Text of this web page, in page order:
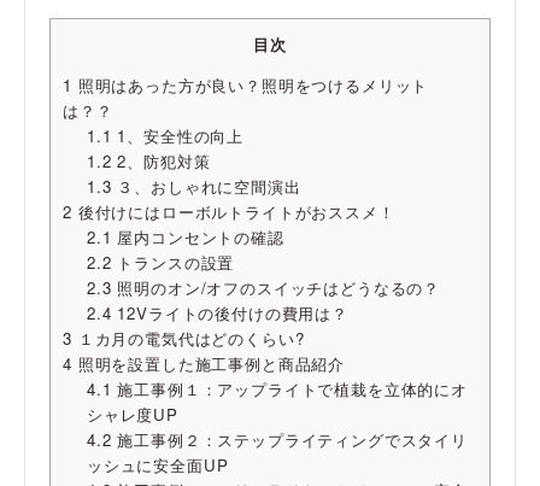
目次
1 照明はあった方が良い？照明をつけるメリット
は？？
1.1 1、安全性の向上
1.2 2、防犯対策
1.3 ３、おしゃれに空間演出
2 後付けにはローボルトライトがおススメ！
2.1 屋内コンセントの確認
2.2 トランスの設置
2.3 照明のオン/オフのスイッチはどうなるの？
2.4 12Vライトの後付けの費用は？
3 １カ月の電気代はどのくらい?
4 照明を設置した施工事例と商品紹介
4.1 施工事例１：アップライトで植栽を立体的にオ
シャレ度UP
4.2 施工事例２：ステップライティングでスタイリ
ッシュに安全面UP